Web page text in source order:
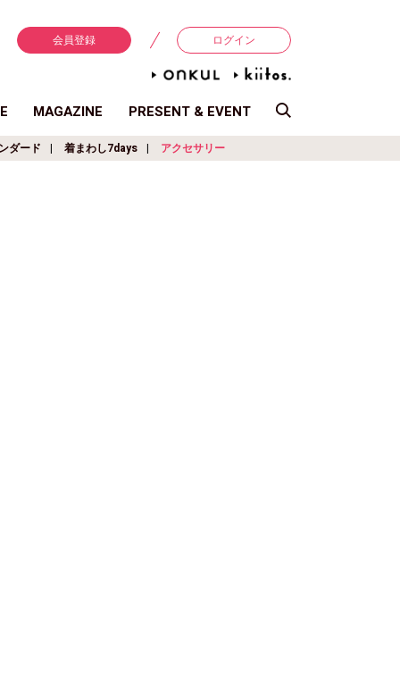
会員登録 ログイン
MAGAZINE PRESENT & EVENT
ダード 着まわし7days アクセサリー